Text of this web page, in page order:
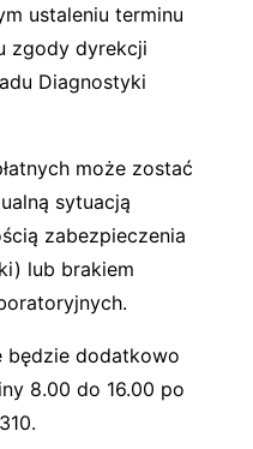
ustaleniu terminu
zgody dyrekcji
Diagnostyki
może zostać
sytuacją
zabezpieczenia
lub brakiem
będzie dodatkowo
8.00 do 16.00 po